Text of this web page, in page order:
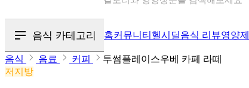
음식 카테고리 홈커뮤니티 헬시딜음식 리뷰영양제
음식 음료 커피
투썸플레이스우베 카페 라떼
저지방